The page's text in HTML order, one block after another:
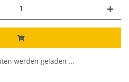
werden geladen ...